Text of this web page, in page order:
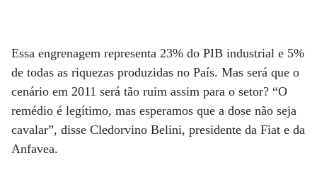
Essa engrenagem representa 23% do PIB industrial e 5%
de todas as riquezas produzidas no País. Mas será que o
cenário em 2011 será tão ruim assim para o setor? “O
remédio é legítimo, mas esperamos que a dose não seja
cavalar”, disse Cledorvino Belini, presidente da Fiat e da
Anfavea.